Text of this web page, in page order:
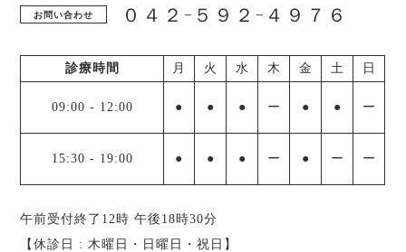
お問い合わせ ０４２−５９２−４９７６
診療時間 月 火 水 木 金 土 日
09:00 - 12:00 ● ● ● ー ● ● ー
15:30 - 19:00 ● ● ● ー ● ー ー
午前受付終了12時 午後18時30分
【休診日 : 木曜日・日曜日・祝日】